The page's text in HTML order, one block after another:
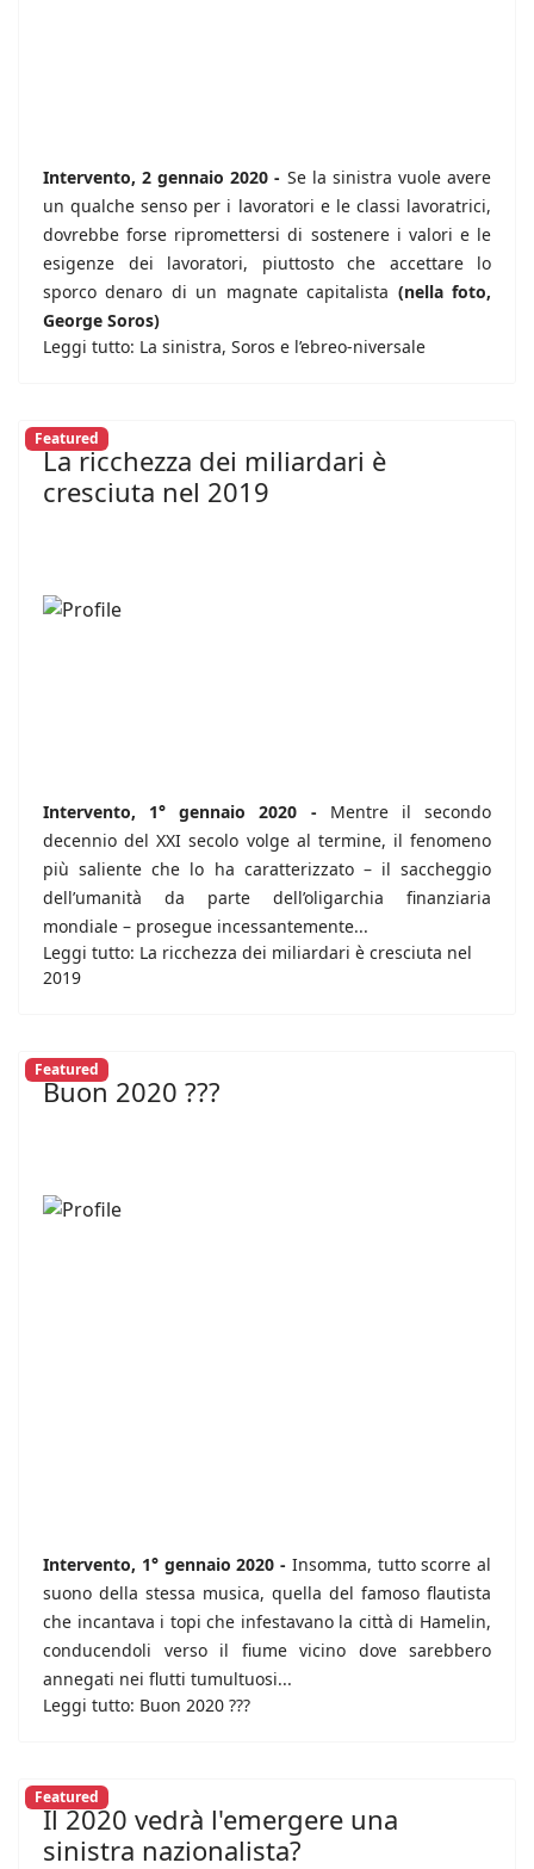
Intervento, 2 gennaio 2020 - Se la sinistra vuole avere
un qualche senso per i lavoratori e le classi lavoratrici,
dovrebbe forse ripromettersi di sostenere i valori e le
esigenze dei lavoratori, piuttosto che accettare lo
sporco denaro di un magnate capitalista (nella foto,
George Soros)
Leggi tutto: La sinistra, Soros e l’ebreo-niversale
Featured
La ricchezza dei miliardari è
cresciuta nel 2019
Intervento, 1° gennaio 2020 - Mentre il secondo
decennio del XXI secolo volge al termine, il fenomeno
più saliente che lo ha caratterizzato – il saccheggio
dell’umanità da parte dell’oligarchia finanziaria
mondiale – prosegue incessantemente...
Leggi tutto: La ricchezza dei miliardari è cresciuta nel
2019
Featured
Buon 2020 ???
Intervento, 1° gennaio 2020 - Insomma, tutto scorre al
suono della stessa musica, quella del famoso flautista
che incantava i topi che infestavano la città di Hamelin,
conducendoli verso il fiume vicino dove sarebbero
annegati nei flutti tumultuosi...
Leggi tutto: Buon 2020 ???
Featured
Il 2020 vedrà l'emergere una
sinistra nazionalista?